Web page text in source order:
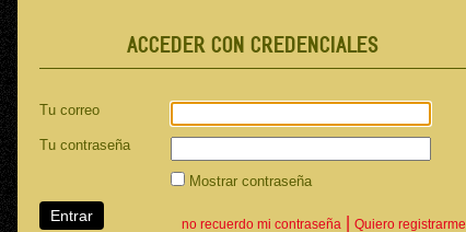
ACCEDER CON CREDENCIALES
Tu correo
Tu contraseña
Mostrar contraseña
no recuerdo mi contraseña Quiero registrarme